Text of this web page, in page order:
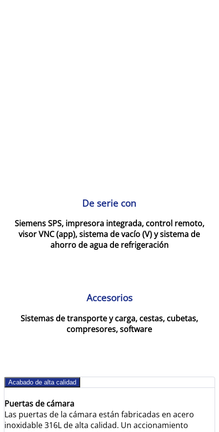
De serie con
Siemens SPS, impresora integrada, control remoto,
visor VNC (app), sistema de vacío (V) y sistema de
ahorro de agua de refrigeración
Accesorios
Sistemas de transporte y carga, cestas, cubetas,
compresores, software
Acabado de alta calidad
Puertas de cámara
Las puertas de la cámara están fabricadas en acero
inoxidable 316L de alta calidad. Un accionamiento